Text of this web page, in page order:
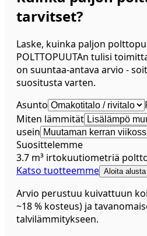
tarvitset?
Laske, kuinka paljon
POLTTOPUUTAn tulisi
on suuntaa-antava arvio -
suositusta varten.
Asunto
Miten lämmität
usein
Suosittelemme
3.7 m³ irtokuutiometriä
Katso tuotteemme Aloita alusta
Arvio perustuu kuivattuun
~18 % kosteus) ja
talvilämmitykseen.